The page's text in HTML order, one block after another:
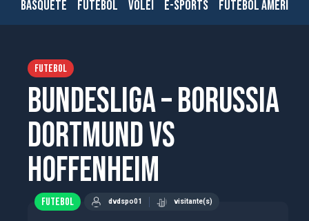
BASQUETE FUTEBOL VÔLEI E-SPORTS FUTEBOL
FUTEBOL
Bundesliga – Borussia
Dortmund vs
Hoffenheim
FUTEBOL dvdspo01 visitante(s)